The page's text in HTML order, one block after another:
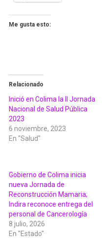
Me gusta esto:
Relacionado
Inició en Colima la II Jornada
Nacional de Salud Pública
2023
6 noviembre, 2023
En "Salud"
Gobierno de Colima inicia
nueva Jornada de
Reconstrucción Mamaria;
Indira reconoce entrega del
personal de Cancerología
8 julio, 2026
En "Estado"